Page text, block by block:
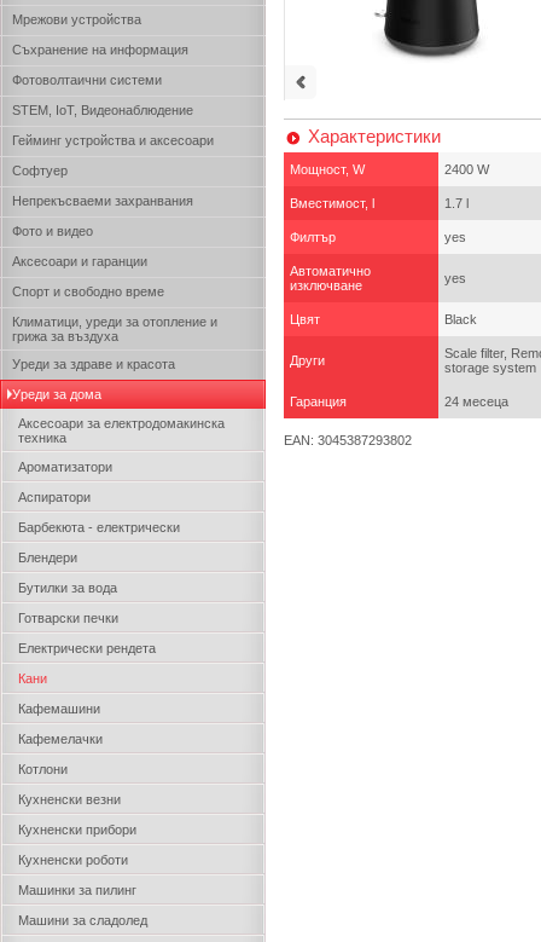
Мрежови устройства
Съхранение на информация
Фотоволтаични системи
STEM, IoT, Видеонаблюдение
Гейминг устройства и аксесоари
Софтуер
Непрекъсваеми захранвания
Фото и видео
Аксесоари и гаранции
Спорт и свободно време
Климатици, уреди за отопление и
грижа за въздуха
Уреди за здраве и красота
Уреди за дома
Аксесоари за електродомакинска
техника
Ароматизатори
Аспиратори
Барбекюта - електрически
Блендери
Бутилки за вода
Готварски печки
Електрически рендета
Кани
Кафемашини
Кафемелачки
Котлони
Кухненски везни
Кухненски прибори
Кухненски роботи
Машинки за пилинг
Машини за сладолед
Характеристики
Мощност, W 2400 W
Вместимост, l 1.7 l
Филтър yes
Автоматично
изключване
yes
Цвят Black
Други
Scale filter,
storage system
Гаранция 24 месеца
EAN: 3045387293802